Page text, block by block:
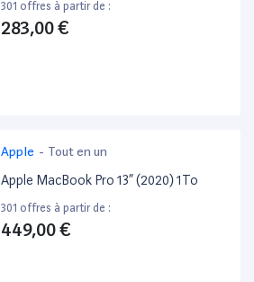
301 offres à partir de :
283,00 €
Apple - Tout en un
Apple MacBook Pro 13” (2020) 1To
301 offres à partir de :
449,00 €